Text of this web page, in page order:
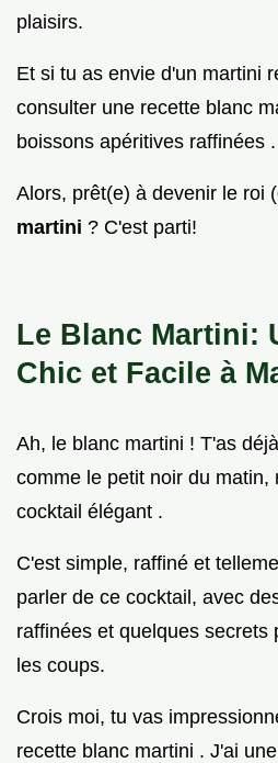
plaisirs.
Et si tu as envie d'un martini
consulter une recette blanc
boissons apéritives raffinées .
Alors, prêt(e) à devenir le roi
martini ? C'est parti!
Le Blanc Martini:
Chic et Facile à
Ah, le blanc martini ! T'as
comme le petit noir du matin,
cocktail élégant .
C'est simple, raffiné et
parler de ce cocktail, avec
raffinées et quelques secrets
les coups.
Crois moi, tu vas
recette blanc martini . J'ai